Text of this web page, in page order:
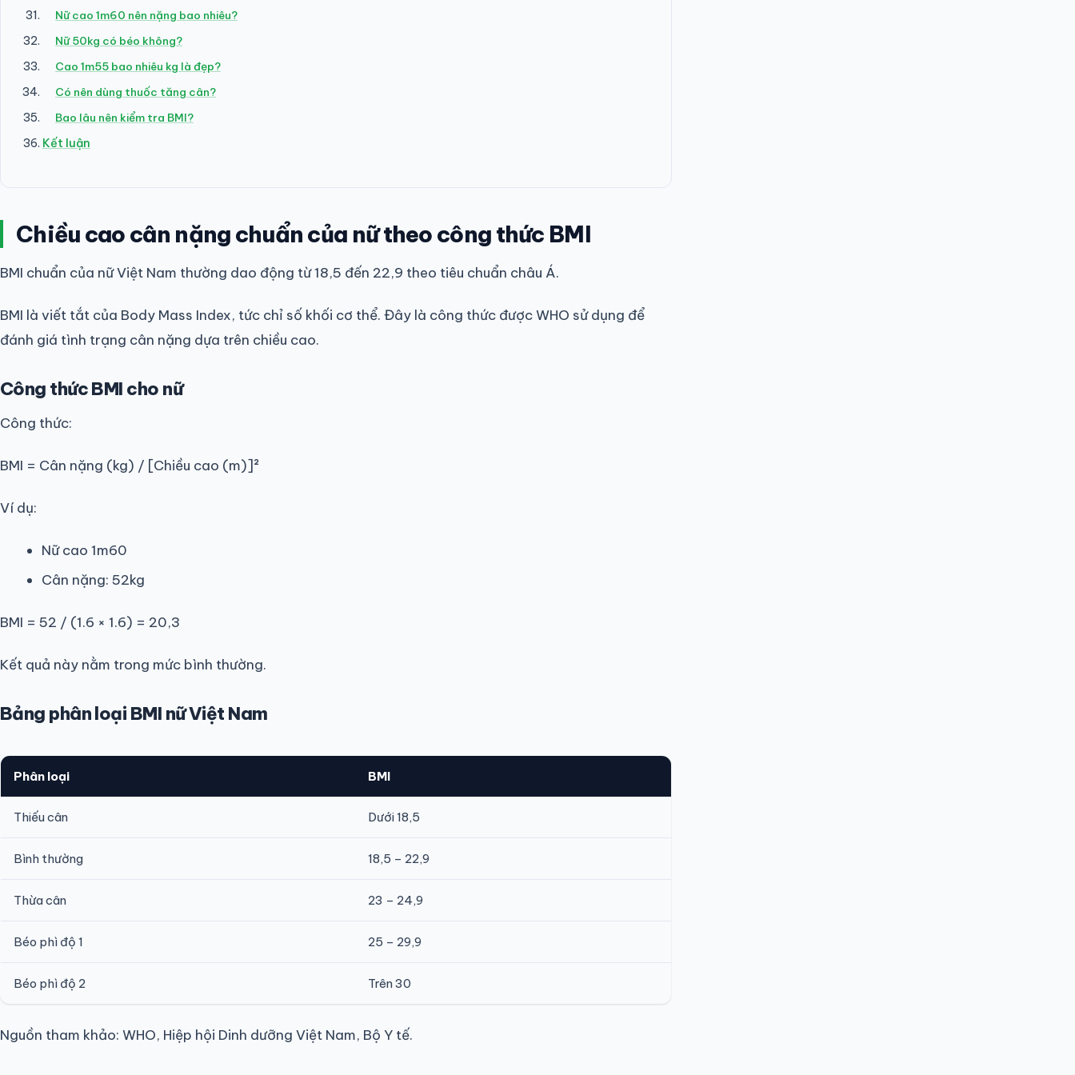
Nữ cao 1m60 nên nặng bao nhiêu?
Nữ 50kg có béo không?
Cao 1m55 bao nhiêu kg là đẹp?
Có nên dùng thuốc tăng cân?
Bao lâu nên kiểm tra BMI?
Kết luận
Chiều cao cân nặng chuẩn của nữ theo công thức BMI
BMI chuẩn của nữ Việt Nam thường dao động từ 18,5 đến 22,9 theo tiêu chuẩn châu Á.
BMI là viết tắt của Body Mass Index, tức chỉ số khối cơ thể. Đây là công thức được WHO sử dụng để
đánh giá tình trạng cân nặng dựa trên chiều cao.
Công thức BMI cho nữ
Công thức:
BMI = Cân nặng (kg) / [Chiều cao (m)]²
Ví dụ:
Nữ cao 1m60
Cân nặng: 52kg
BMI = 52 / (1.6 × 1.6) = 20,3
Kết quả này nằm trong mức bình thường.
Bảng phân loại BMI nữ Việt Nam
Phân loại BMI
Thiếu cân Dưới 18,5
Bình thường 18,5 – 22,9
Thừa cân 23 – 24,9
Béo phì độ 1 25 – 29,9
Béo phì độ 2 Trên 30
Nguồn tham khảo: WHO, Hiệp hội Dinh dưỡng Việt Nam, Bộ Y tế.